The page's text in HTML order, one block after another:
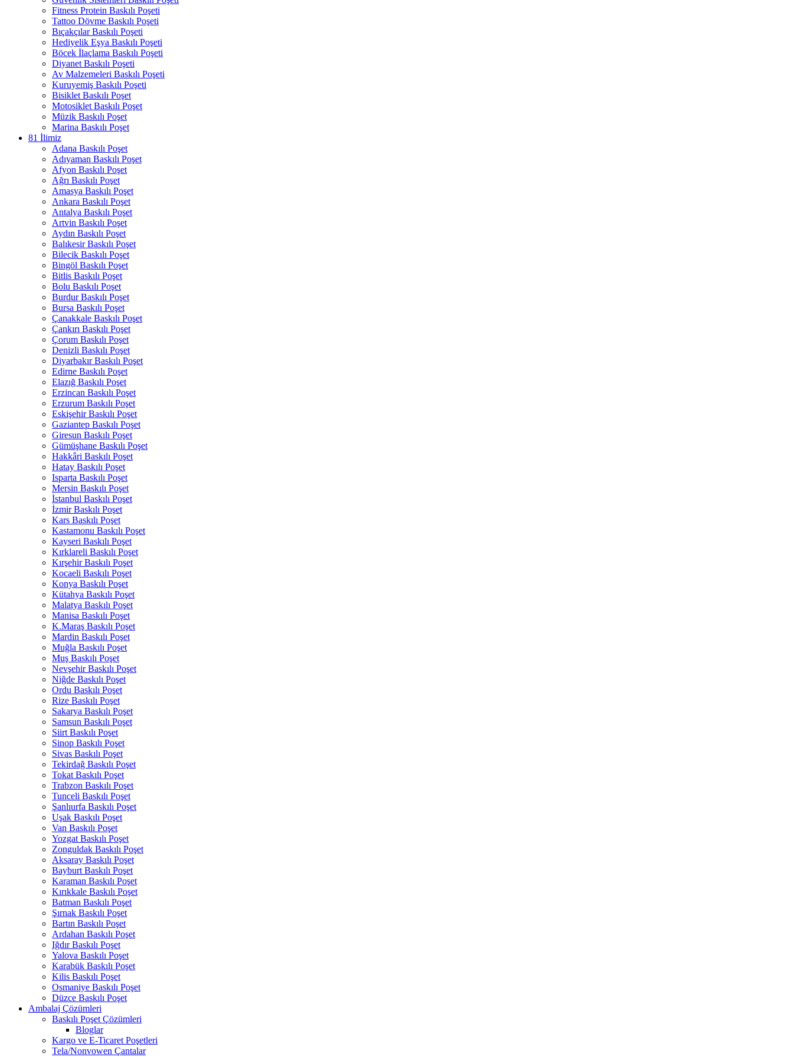
Fitness Protein Baskılı Poşeti
Tattoo Dövme Baskılı Poşeti
Bıçakçılar Baskılı Poşeti
Hediyelik Eşya Baskılı Poşeti
Böcek İlaçlama Baskılı Poşeti
Diyanet Baskılı Poşeti
Av Malzemeleri Baskılı Poşeti
Kuruyemiş Baskılı Poşeti
Bisiklet Baskılı Poşet
Motosiklet Baskılı Poşet
Müzik Baskılı Poşet
Marina Baskılı Poşet
81 İlimiz
Adana Baskılı Poşet
Adıyaman Baskılı Poşet
Afyon Baskılı Poşet
Ağrı Baskılı Poşet
Amasya Baskılı Poşet
Ankara Baskılı Poşet
Antalya Baskılı Poşet
Artvin Baskılı Poşet
Aydın Baskılı Poşet
Balıkesir Baskılı Poşet
Bilecik Baskılı Poşet
Bingöl Baskılı Poşet
Bitlis Baskılı Poşet
Bolu Baskılı Poşet
Burdur Baskılı Poşet
Bursa Baskılı Poşet
Çanakkale Baskılı Poşet
Çankırı Baskılı Poşet
Çorum Baskılı Poşet
Denizli Baskılı Poşet
Diyarbakır Baskılı Poşet
Edirne Baskılı Poşet
Elazığ Baskılı Poşet
Erzincan Baskılı Poşet
Erzurum Baskılı Poşet
Eskişehir Baskılı Poşet
Gaziantep Baskılı Poşet
Giresun Baskılı Poşet
Gümüşhane Baskılı Poşet
Hakkâri Baskılı Poşet
Hatay Baskılı Poşet
Isparta Baskılı Poşet
Mersin Baskılı Poşet
İstanbul Baskılı Poşet
İzmir Baskılı Poşet
Kars Baskılı Poşet
Kastamonu Baskılı Poşet
Kayseri Baskılı Poşet
Kırklareli Baskılı Poşet
Kırşehir Baskılı Poşet
Kocaeli Baskılı Poşet
Konya Baskılı Poşet
Kütahya Baskılı Poşet
Malatya Baskılı Poşet
Manisa Baskılı Poşet
K.Maraş Baskılı Poşet
Mardin Baskılı Poşet
Muğla Baskılı Poşet
Muş Baskılı Poşet
Nevşehir Baskılı Poşet
Niğde Baskılı Poşet
Ordu Baskılı Poşet
Rize Baskılı Poşet
Sakarya Baskılı Poşet
Samsun Baskılı Poşet
Siirt Baskılı Poşet
Sinop Baskılı Poşet
Sivas Baskılı Poşet
Tekirdağ Baskılı Poşet
Tokat Baskılı Poşet
Trabzon Baskılı Poşet
Tunceli Baskılı Poşet
Şanlıurfa Baskılı Poşet
Uşak Baskılı Poşet
Van Baskılı Poşet
Yozgat Baskılı Poşet
Zonguldak Baskılı Poşet
Aksaray Baskılı Poşet
Bayburt Baskılı Poşet
Karaman Baskılı Poşet
Kırıkkale Baskılı Poşet
Batman Baskılı Poşet
Şırnak Baskılı Poşet
Bartın Baskılı Poşet
Ardahan Baskılı Poşet
Iğdır Baskılı Poşet
Yalova Baskılı Poşet
Karabük Baskılı Poşet
Kilis Baskılı Poşet
Osmaniye Baskılı Poşet
Düzce Baskılı Poşet
Ambalaj Çözümleri
Baskılı Poşet Çözümleri
Bloglar
Kargo ve E-Ticaret Poşetleri
Tela/Nonvowen Çantalar